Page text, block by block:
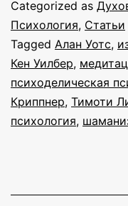
Categorized as
Психология, Статьи
Tagged Алан Уотс,
Кен Уилбер,
психоделическая
Криппнер, Тимоти
психология,